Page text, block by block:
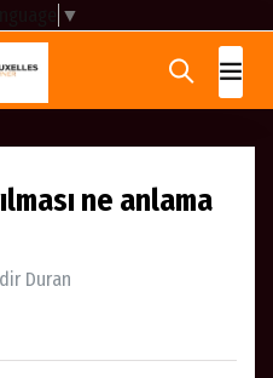
▼
ne anlama
Duran